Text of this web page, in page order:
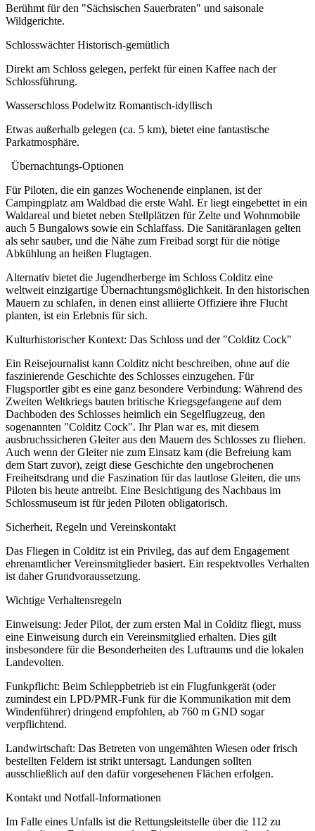
Berühmt für den "Sächsischen Sauerbraten" und saisonale
Wildgerichte.
Schlosswächter Historisch-gemütlich
Direkt am Schloss gelegen, perfekt für einen Kaffee nach der
Schlossführung.
Wasserschloss Podelwitz Romantisch-idyllisch
Etwas außerhalb gelegen (ca. 5 km), bietet eine fantastische
Parkatmosphäre.
Übernachtungs-Optionen
Für Piloten, die ein ganzes Wochenende einplanen, ist der
Campingplatz am Waldbad die erste Wahl. Er liegt eingebettet in ein
Waldareal und bietet neben Stellplätzen für Zelte und Wohnmobile
auch 5 Bungalows sowie ein Schlaffass. Die Sanitäranlagen gelten
als sehr sauber, und die Nähe zum Freibad sorgt für die nötige
Abkühlung an heißen Flugtagen.
Alternativ bietet die Jugendherberge im Schloss Colditz eine
weltweit einzigartige Übernachtungsmöglichkeit. In den historischen
Mauern zu schlafen, in denen einst alliierte Offiziere ihre Flucht
planten, ist ein Erlebnis für sich.
Kulturhistorischer Kontext: Das Schloss und der "Colditz Cock"
Ein Reisejournalist kann Colditz nicht beschreiben, ohne auf die
faszinierende Geschichte des Schlosses einzugehen. Für
Flugsportler gibt es eine ganz besondere Verbindung: Während des
Zweiten Weltkriegs bauten britische Kriegsgefangene auf dem
Dachboden des Schlosses heimlich ein Segelflugzeug, den
sogenannten "Colditz Cock". Ihr Plan war es, mit diesem
ausbruchssicheren Gleiter aus den Mauern des Schlosses zu fliehen.
Auch wenn der Gleiter nie zum Einsatz kam (die Befreiung kam
dem Start zuvor), zeigt diese Geschichte den ungebrochenen
Freiheitsdrang und die Faszination für das lautlose Gleiten, die uns
Piloten bis heute antreibt. Eine Besichtigung des Nachbaus im
Schlossmuseum ist für jeden Piloten obligatorisch.
Sicherheit, Regeln und Vereinskontakt
Das Fliegen in Colditz ist ein Privileg, das auf dem Engagement
ehrenamtlicher Vereinsmitglieder basiert. Ein respektvolles Verhalten
ist daher Grundvoraussetzung.
Wichtige Verhaltensregeln
Einweisung: Jeder Pilot, der zum ersten Mal in Colditz fliegt, muss
eine Einweisung durch ein Vereinsmitglied erhalten. Dies gilt
insbesondere für die Besonderheiten des Luftraums und die lokalen
Landevolten.
Funkpflicht: Beim Schleppbetrieb ist ein Flugfunkgerät (oder
zumindest ein LPD/PMR-Funk für die Kommunikation mit dem
Windenführer) dringend empfohlen, ab 760 m GND sogar
verpflichtend.
Landwirtschaft: Das Betreten von ungemähten Wiesen oder frisch
bestellten Feldern ist strikt untersagt. Landungen sollten
ausschließlich auf den dafür vorgesehenen Flächen erfolgen.
Kontakt und Notfall-Informationen
Im Falle eines Unfalls ist die Rettungsleitstelle über die 112 zu